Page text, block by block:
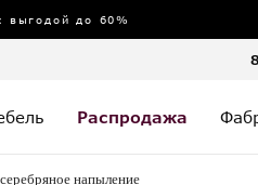
выгодой до 60%
Распродажа
напыление